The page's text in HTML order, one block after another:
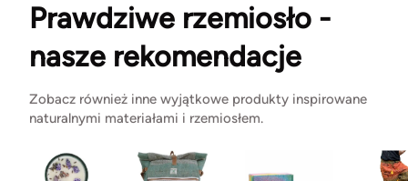
Prawdziwe rzemiosło -
nasze rekomendacje
Zobacz również inne wyjątkowe produkty inspirowane
naturalnymi materiałami i rzemiosłem.